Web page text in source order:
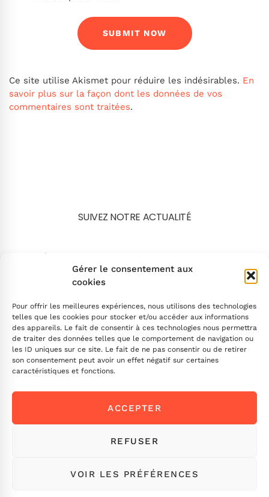
Gérer le consentement aux
cookies
Pour offrir les meilleures expériences, nous utilisons des technologies
telles que les cookies pour stocker et/ou accéder aux informations
des appareils. Le fait de consentir à ces technologies nous permettra
de traiter des données telles que le comportement de navigation ou
les ID uniques sur ce site. Le fait de ne pas consentir ou de retirer
son consentement peut avoir un effet négatif sur certaines
caractéristiques et fonctions.
ACCEPTER
REFUSER
VOIR LES PRÉFÉRENCES
Ce site utilise Akismet pour réduire les indésirables. En
savoir plus sur la façon dont les données de vos
commentaires sont traitées.
SUIVEZ NOTRE ACTUALITÉ
Search
INSCRIVEZ-VOUS
Envoyez-nous un message
Ou appelez-nousICI